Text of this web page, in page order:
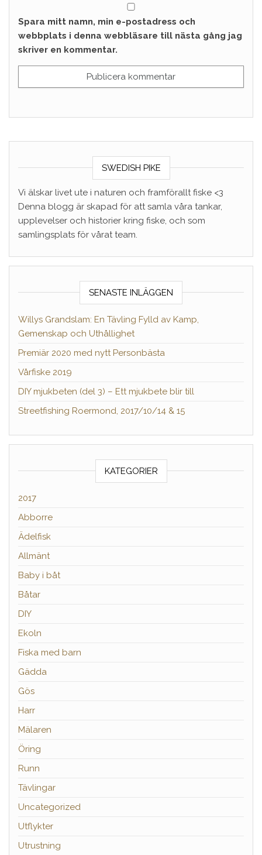
Spara mitt namn, min e-postadress och
webbplats i denna webbläsare till nästa gång jag
skriver en kommentar.
SWEDISH PIKE
Vi älskar livet ute i naturen och framförallt fiske <3
Denna blogg är skapad för att samla våra tankar,
upplevelser och historier kring fiske, och som
samlingsplats för vårat team.
SENASTE INLÄGGEN
Willys Grandslam: En Tävling Fylld av Kamp,
Gemenskap och Uthållighet
Premiär 2020 med nytt Personbästa
Vårfiske 2019
DIY mjukbeten (del 3) – Ett mjukbete blir till
Streetfishing Roermond, 2017/10/14 & 15
KATEGORIER
2017
Abborre
Ädelfisk
Allmänt
Baby i båt
Båtar
DIY
Ekoln
Fiska med barn
Gädda
Gös
Harr
Mälaren
Öring
Runn
Tävlingar
Uncategorized
Utflykter
Utrustning